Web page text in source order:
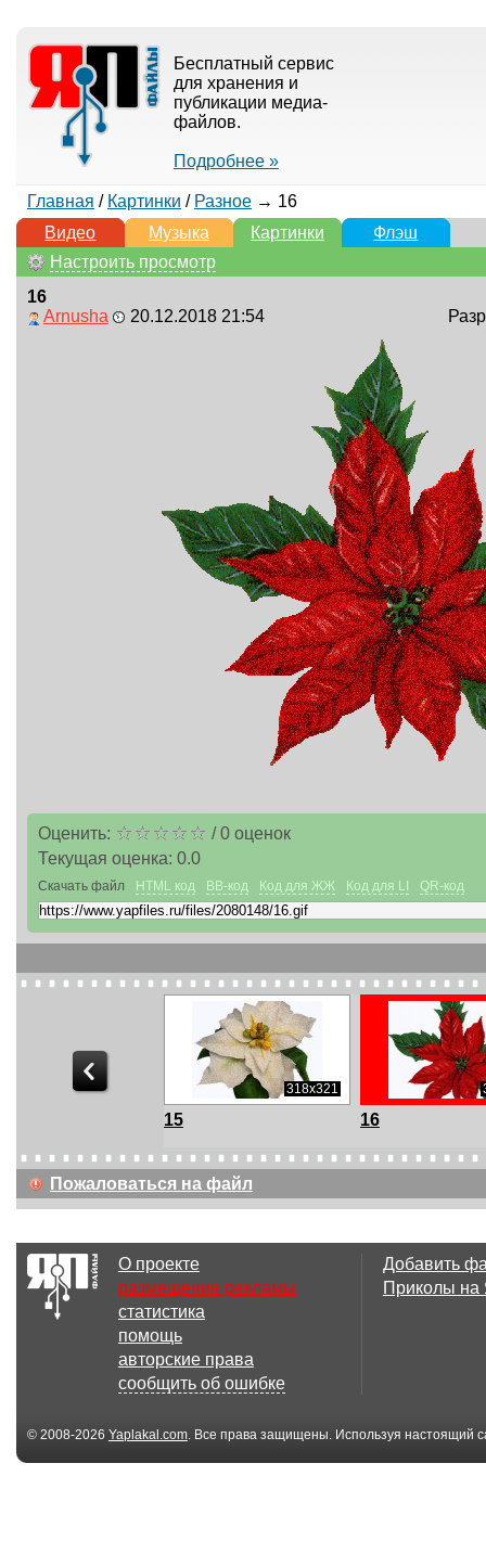
Бесплатный сервис
для хранения и
публикации медиа-
файлов.
Подробнее »
Главная / Картинки / Разное→ 16
Видео
Музыка Картинки
Флэш
Настроить просмотр
16
Arnusha
20.12.2018 21:54
Оценить: /0оценок
Текущая оценка: 0.0
Скачать файл HTML код BB-код Код для ЖЖ Код для LI QR-код
800x800 318x321
15 16
Пожаловаться на файл
О проекте
размещение рекламы
статистика
помощь
авторские права
сообщить об ошибке
Добавить
Приколы
© 2008-2026 Yaplakal.com. Все права защищены. Используя настоящий